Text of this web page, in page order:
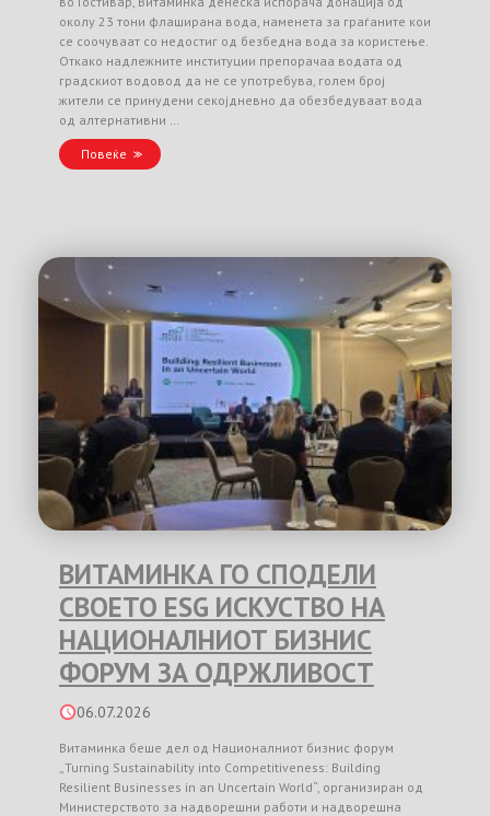
околу 23 тони флаширана вода, наменета за граѓаните кои
се соочуваат со недостиг од безбедна вода за користење.
Откако надлежните институции препорачаа водата од
градскиот водовод да не се употребува, голем број
жители се принудени секојдневно да обезбедуваат вода
од алтернативни …
Повеќе
ВИТАМИНКА ГО СПОДЕЛИ
СВОЕТО ESG ИСКУСТВО НА
НАЦИОНАЛНИОТ БИЗНИС
ФОРУМ ЗА ОДРЖЛИВОСТ
06.07.2026
Витаминка беше дел од Националниот бизнис форум
„Turning Sustainability into Competitiveness: Building
Resilient Businesses in an Uncertain World“, организиран од
Министерството за надворешни работи и надворешна